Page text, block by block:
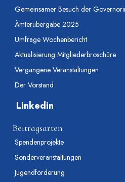
Gemeinsamer Besuch der
Ämterübergabe 2025
Umfrage Wochenbericht
Aktualisierung Mitgliederbroschüre
Vergangene Veranstaltungen
Der Vorstand
Linkedin
Beitragsarten
Spendenprojekte
Sonderveranstaltungen
Jugendförderung